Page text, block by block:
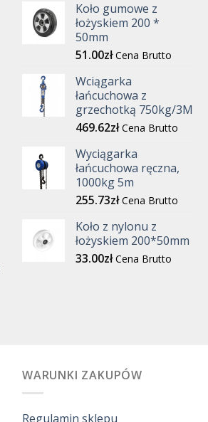
Koło gumowe z
łożyskiem 200 *
50mm
51.00zł Cena Brutto
Wciągarka
łańcuchowa z
grzechotką 750kg/3M
469.62zł Cena Brutto
Wyciągarka
łańcuchowa ręczna,
1000kg 5m
255.73zł Cena Brutto
Koło z nylonu z
łożyskiem 200*50mm
33.00zł Cena Brutto
WARUNKI ZAKUPÓW
Regulamin sklepu